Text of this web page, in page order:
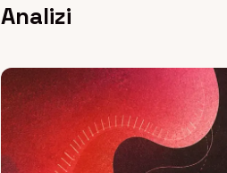
Analizi